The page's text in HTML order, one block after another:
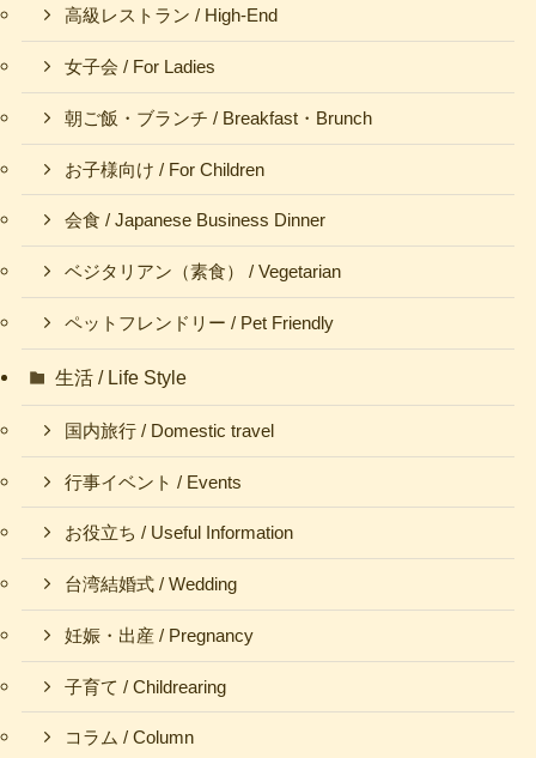
高級レストラン / High-End
女子会 / For Ladies
朝ご飯・ブランチ / Breakfast・Brunch
お子様向け / For Children
会食 / Japanese Business Dinner
ベジタリアン（素食） / Vegetarian
ペットフレンドリー / Pet Friendly
生活 / Life Style
国内旅行 / Domestic travel
行事イベント / Events
お役立ち / Useful Information
台湾結婚式 / Wedding
妊娠・出産 / Pregnancy
子育て / Childrearing
コラム / Column